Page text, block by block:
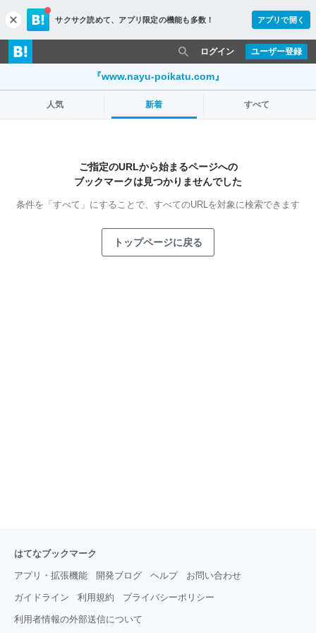
c
l
o
s
サクサク読めて、 アプリ限定の機能も多数！ アプリで開く
ユーザー登録
ログイン
『www.nayu-poikatu.com』
人気 新着 すべて
ご指定のURLから始まるページへの
ブックマークは見つかりませんでした
条件を「すべて」にすることで、 すべてのURLを対象に検索できます
トップページに戻る
はてなブックマーク
アプリ・拡張機能 開発ブログ ヘルプ お問い合わせ
ガイドライン 利用規約 プライバシーポリシー
利用者情報の外部送信について